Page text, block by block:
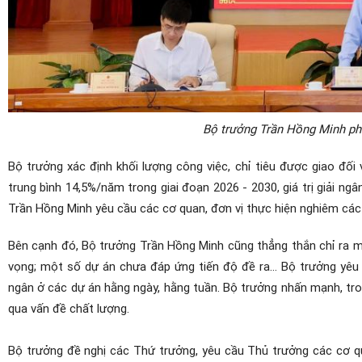
Bộ trưởng Trần Hồng Minh
Bộ trưởng xác định khối lượng công việc, chỉ tiêu được giao
trung bình 14,5%/năm trong giai đoạn 2026 - 2030, giá trị giải
Trần Hồng Minh yêu cầu các cơ quan, đơn vị thực hiện nghiêm
Bên cạnh đó, Bộ trưởng Trần Hồng Minh cũng thẳng thắn chỉ
vọng; một số dự án chưa đáp ứng tiến độ đề ra… Bộ trưởng
ngân ở các dự án hằng ngày, hằng tuần. Bộ trưởng nhấn mạnh,
qua vấn đề chất lượng.
Bộ trưởng đề nghị các Thứ trưởng, yêu cầu Thủ trưởng các cơ